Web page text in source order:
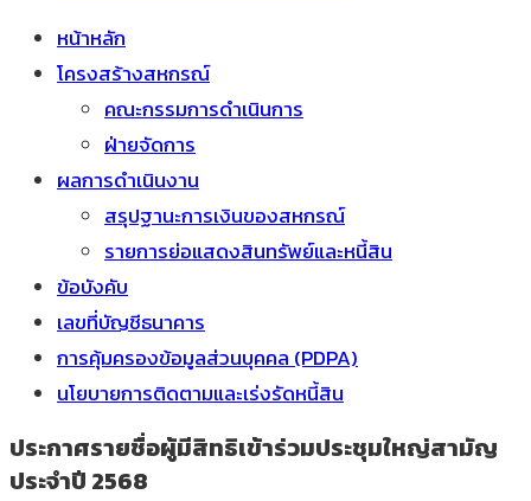
หน้าหลัก
โครงสร้างสหกรณ์
คณะกรรมการดำเนินการ
ฝ่ายจัดการ
ผลการดำเนินงาน
สรุปฐานะการเงินของสหกรณ์
รายการย่อแสดงสินทรัพย์และหนี้สิน
ข้อบังคับ
เลขที่บัญชีธนาคาร
การคุ้มครองข้อมูลส่วนบุคคล (PDPA)
นโยบายการติดตามและเร่งรัดหนี้สิน
ประกาศรายชื่อผู้มีสิทธิเข้าร่วมประชุมใหญ่สามัญ
ประจำปี 2568